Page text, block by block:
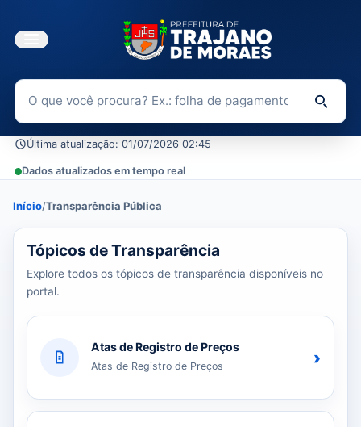
Buscar no Portal da Transparência
Última atualização: 01/07/2026 02:45
Dados atualizados em tempo real
Início/Transparência Pública
39 tópicos carregados do banco de dados.
Tópicos de Transparência
Explore todos os tópicos de transparência disponíveis no
portal.
Atas de Registro de Preços
Atas de Registro de Preços ›